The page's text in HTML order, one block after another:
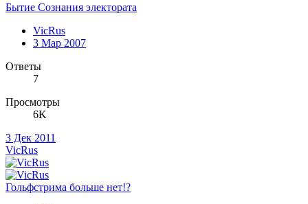
Бытие Сознания электората
VicRus
3 Мар 2007
Ответы
7
Просмотры
6K
3 Дек 2011
VicRus
Гольфстрима больше нет!?